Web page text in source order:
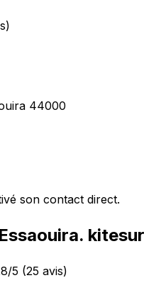
)
44000
son contact direct.
5 (25 avis)